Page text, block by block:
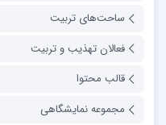
ساحت‌های تربیت
فعالان تهذیب و تربیت
قالب محتوا
مجموعه نمایشگاهی